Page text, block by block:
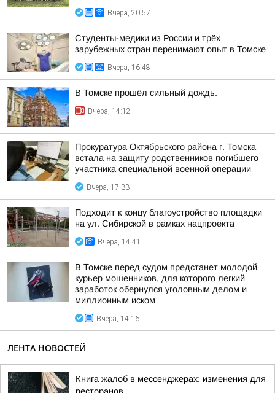
Вчера, 20:57
Студенты-медики из России и трёх
зарубежных стран перенимают опыт в Томске
Вчера, 16:48
В Томске прошёл сильный дождь.
Вчера, 14:12
Прокуратура Октябрьского района г. Томска
встала на защиту родственников погибшего
участника специальной военной операции
Вчера, 17:33
Подходит к концу благоустройство площадки
на ул. Сибирской в рамках нацпроекта
Вчера, 14:41
В Томске перед судом предстанет молодой
курьер мошенников, для которого легкий
заработок обернулся уголовным делом и
миллионным иском
Вчера, 14:16
ЛЕНТА НОВОСТЕЙ
Книга жалоб в мессенджерах: изменения для